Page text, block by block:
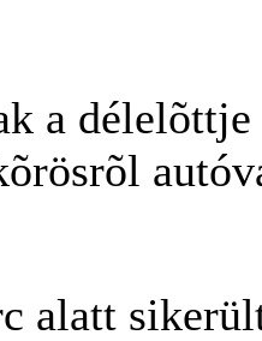
a
alatt